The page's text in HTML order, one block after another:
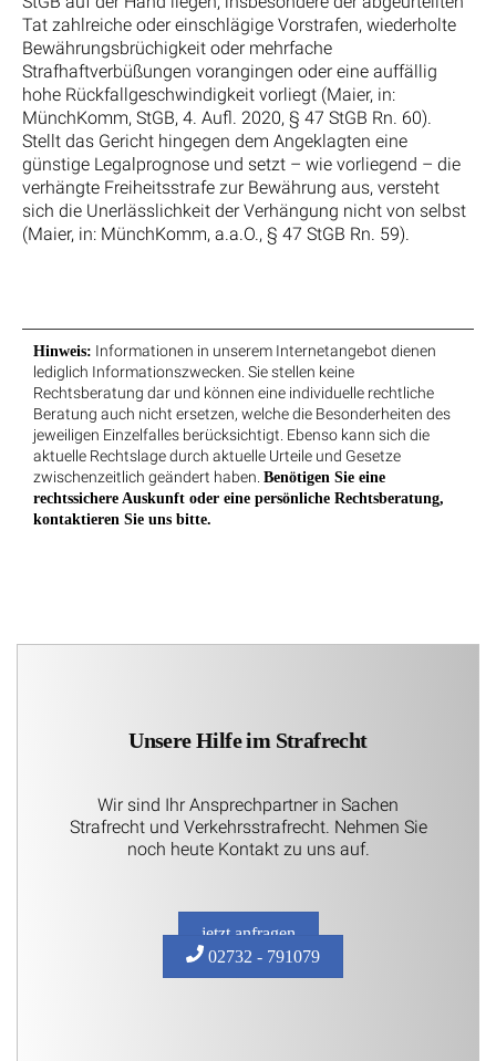
Tat zahlreiche oder einschlägige Vorstrafen, wiederholte
Bewährungsbrüchigkeit oder mehrfache
Strafhaftverbüßungen vorangingen oder eine auffällig
hohe Rückfallgeschwindigkeit vorliegt (Maier, in:
MünchKomm, StGB, 4. Aufl. 2020, § 47 StGB Rn. 60).
Stellt das Gericht hingegen dem Angeklagten eine
günstige Legalprognose und setzt – wie vorliegend – die
verhängte Freiheitsstrafe zur Bewährung aus, versteht
sich die Unerlässlichkeit der Verhängung nicht von selbst
(Maier, in: MünchKomm, a.a.O., § 47 StGB Rn. 59).
Hinweis: Informationen in unserem Internetangebot dienen
lediglich Informationszwecken. Sie stellen keine
Rechtsberatung dar und können eine individuelle rechtliche
Beratung auch nicht ersetzen, welche die Besonderheiten des
jeweiligen Einzelfalles berücksichtigt. Ebenso kann sich die
aktuelle Rechtslage durch aktuelle Urteile und Gesetze
zwischenzeitlich geändert haben. Benötigen Sie eine
rechtssichere Auskunft oder eine persönliche Rechtsberatung,
kontaktieren Sie uns bitte.
Unsere Hilfe im Strafrecht
Wir sind Ihr Ansprechpartner in Sachen
Strafrecht und Verkehrsstrafrecht. Nehmen Sie
noch heute Kontakt zu uns auf.
jetzt anfragen
02732 - 791079